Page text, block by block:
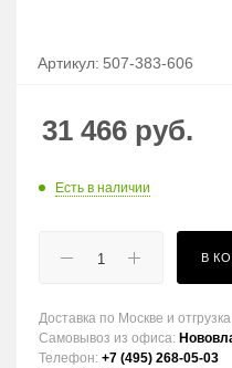
Артикул: 507-383-606
31 466 руб.
Есть в наличии
В
Доставка по Москве и
Самовывоз из офиса:
Телефон: +7 (495) 268-05-03